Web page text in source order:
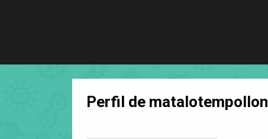
Perfil de matalotempollon